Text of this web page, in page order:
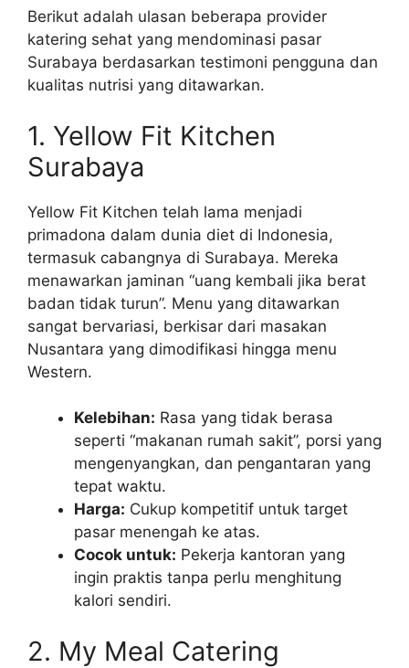
Berikut adalah ulasan beberapa provider
katering sehat yang mendominasi pasar
Surabaya berdasarkan testimoni pengguna dan
kualitas nutrisi yang ditawarkan.
1. Yellow Fit Kitchen
Surabaya
Yellow Fit Kitchen telah lama menjadi
primadona dalam dunia diet di Indonesia,
termasuk cabangnya di Surabaya. Mereka
menawarkan jaminan “uang kembali jika berat
badan tidak turun”. Menu yang ditawarkan
sangat bervariasi, berkisar dari masakan
Nusantara yang dimodifikasi hingga menu
Western.
Kelebihan: Rasa yang tidak berasa
seperti “makanan rumah sakit”, porsi yang
mengenyangkan, dan pengantaran yang
tepat waktu.
Harga: Cukup kompetitif untuk target
pasar menengah ke atas.
Cocok untuk: Pekerja kantoran yang
ingin praktis tanpa perlu menghitung
kalori sendiri.
2. My Meal Catering